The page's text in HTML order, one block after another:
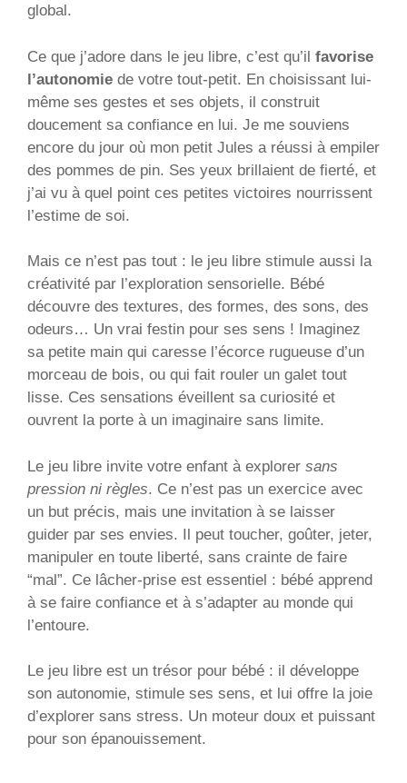
global.
Ce que j’adore dans le jeu libre, c’est qu’il favorise
l’autonomie de votre tout-petit. En choisissant lui-
même ses gestes et ses objets, il construit
doucement sa confiance en lui. Je me souviens
encore du jour où mon petit Jules a réussi à empiler
des pommes de pin. Ses yeux brillaient de fierté, et
j’ai vu à quel point ces petites victoires nourrissent
l’estime de soi.
Mais ce n’est pas tout : le jeu libre stimule aussi la
créativité par l’exploration sensorielle. Bébé
découvre des textures, des formes, des sons, des
odeurs… Un vrai festin pour ses sens ! Imaginez
sa petite main qui caresse l’écorce rugueuse d’un
morceau de bois, ou qui fait rouler un galet tout
lisse. Ces sensations éveillent sa curiosité et
ouvrent la porte à un imaginaire sans limite.
Le jeu libre invite votre enfant à explorer sans
pression ni règles. Ce n’est pas un exercice avec
un but précis, mais une invitation à se laisser
guider par ses envies. Il peut toucher, goûter, jeter,
manipuler en toute liberté, sans crainte de faire
“mal”. Ce lâcher-prise est essentiel : bébé apprend
à se faire confiance et à s’adapter au monde qui
l’entoure.
Le jeu libre est un trésor pour bébé : il développe
son autonomie, stimule ses sens, et lui offre la joie
d’explorer sans stress. Un moteur doux et puissant
pour son épanouissement.